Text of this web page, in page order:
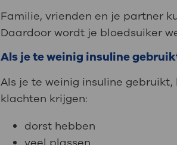
Familie, vrienden en je partner
Daardoor wordt je bloedsuiker
Als je te weinig insuline
Als je te weinig insuline
klachten krijgen:
dorst hebben